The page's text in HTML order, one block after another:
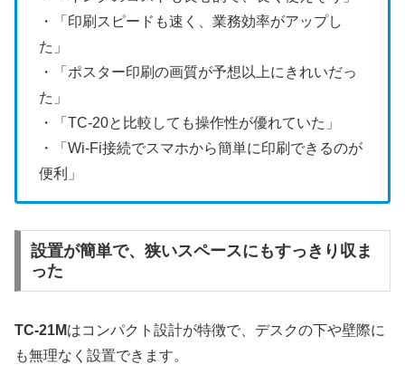
・「印刷スピードも速く、業務効率がアップし
た」
・「ポスター印刷の画質が予想以上にきれいだっ
た」
・「TC-20と比較しても操作性が優れていた」
・「Wi-Fi接続でスマホから簡単に印刷できるのが
便利」
設置が簡単で、狭いスペースにもすっきり収ま
った
TC-21Mはコンパクト設計が特徴で、デスクの下や壁際に
も無理なく設置できます。